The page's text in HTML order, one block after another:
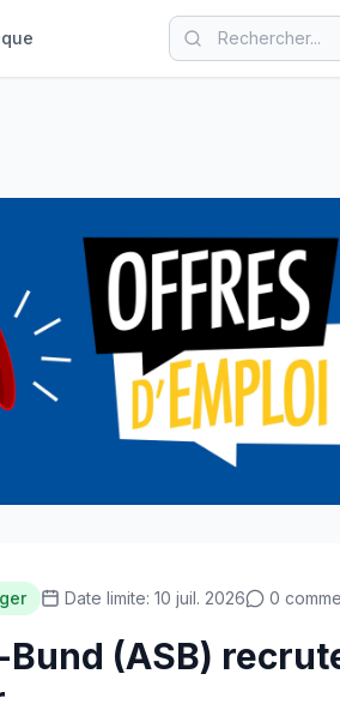
Date limite: 10 juil. 2026 0
(ASB)